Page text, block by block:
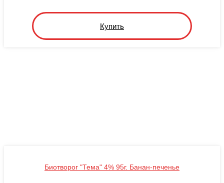
Купить
Биотворог "Тема" 4% 95г. Банан-печенье